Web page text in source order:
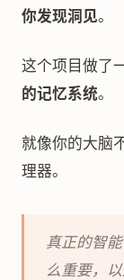
你发现洞见。
这个项目做了
的记忆系统。
就像你的大脑
理器。
真正的智
么重要，以